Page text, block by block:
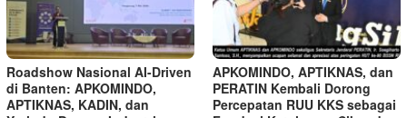
Roadshow Nasional AI-Driven
di Banten: APKOMINDO,
APTIKNAS, KADIN, dan
APKOMINDO, APTIKNAS, dan
PERATIN Kembali Dorong
Percepatan RUU KKS sebagai